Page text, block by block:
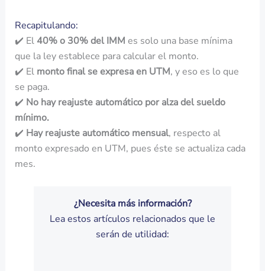
Recapitulando:
✔️ El 40% o 30% del IMM es solo una base mínima
que la ley establece para calcular el monto.
✔️ El monto final se expresa en UTM, y eso es lo que
se paga.
✔️ No hay reajuste automático por alza del sueldo
mínimo.
✔️ Hay reajuste automático mensual, respecto al
monto expresado en UTM, pues éste se actualiza cada
mes.
¿Necesita más información?
Lea estos artículos relacionados que le
serán de utilidad: